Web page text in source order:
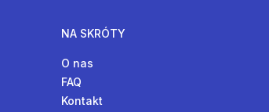
NA SKRÓTY
O nas
FAQ
Kontakt